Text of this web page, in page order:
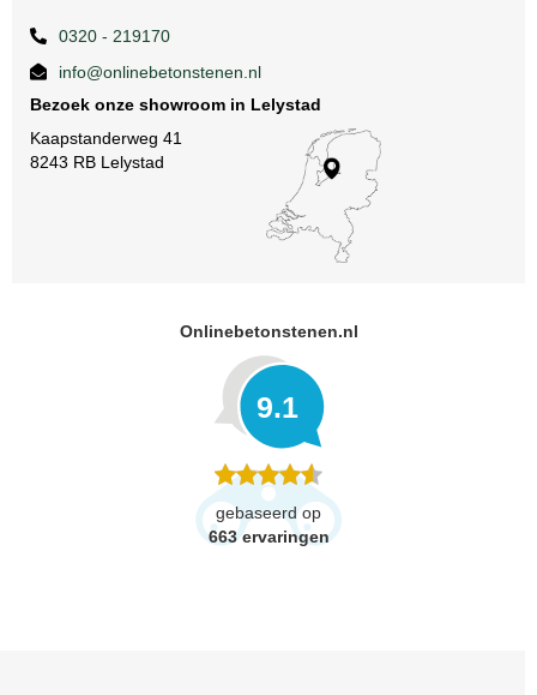
0320 - 219170
info@onlinebetonstenen.nl
Bezoek onze showroom in Lelystad
Kaapstanderweg 41
8243 RB Lelystad
Onlinebetonstenen.nl
9.1
gebaseerd op
663 ervaringen